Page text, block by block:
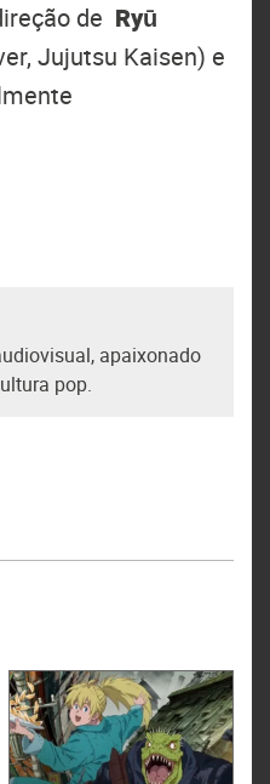
de Ryū
Jujutsu Kaisen) e
apaixonado
pop.